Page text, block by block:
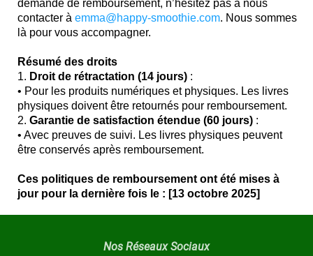
demande de remboursement, n’hésitez pas à nous
contacter à emma@happy-smoothie.com. Nous sommes
là pour vous accompagner.
Résumé des droits
1. Droit de rétractation (14 jours) :
• Pour les produits numériques et physiques. Les livres
physiques doivent être retournés pour remboursement.
2. Garantie de satisfaction étendue (60 jours) :
• Avec preuves de suivi. Les livres physiques peuvent
être conservés après remboursement.
Ces politiques de remboursement ont été mises à
jour pour la dernière fois le : [13 octobre 2025]
Nos Réseaux Sociaux